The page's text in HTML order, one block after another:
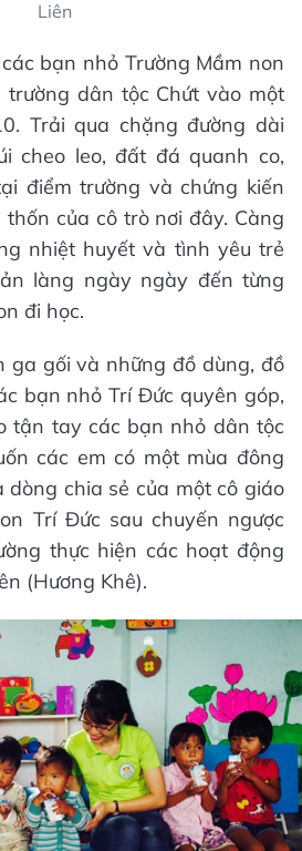
Liên
bạn nhỏ Trường Mầm non
trường dân tộc Chứt vào một
Trải qua chặng đường dài
cheo leo, đất đá quanh co,
điểm trường và chứng kiến
của cô trò nơi đây. Càng
nhiệt huyết và tình yêu trẻ
làng ngày ngày đến từng
đi học.
ga gối và những đồ dùng, đồ
bạn nhỏ Trí Đức quyên góp,
tận tay các bạn nhỏ dân tộc
các em có một mùa đông
dòng chia sẻ của một cô giáo
Trí Đức sau chuyến ngược
thực hiện các hoạt động
(Hương Khê).